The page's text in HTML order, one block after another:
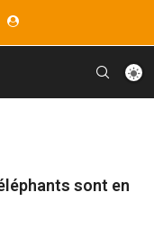
sont en